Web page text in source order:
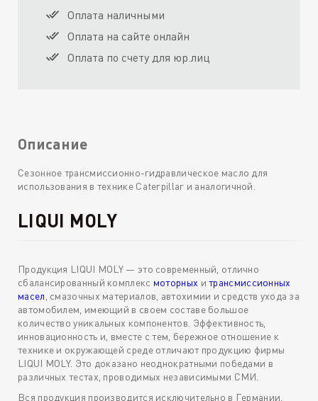
Оплата наличными
Оплата на сайте онлайн
Оплата по счету для юр.лиц
Описание
Сезонное трансмиссионно-гидравлическое масло для
использования в технике Caterpillar и аналогичной.
LIQUI MOLY
Продукция LIQUI MOLY — это современный, отлично
сбалансированный комплекс моторных итрансмиссионных
масел , смазочных материалов, автохимии и средств ухода за
автомобилем, имеющий в своем составе большое
количество уникальных компонентов. Эффективность,
инновационность и, вместе с тем, бережное отношение к
технике и окружающей среде отличают продукцию фирмы
LIQUI MOLY. Это доказано неоднократными победами в
различных тестах, проводимых независимыми СМИ.
Вся продукция производится исключительно в Германии,